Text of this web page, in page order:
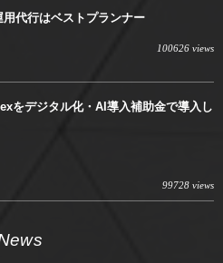
代行はベストプランナー
100626 views
をデジタル化・AI導入補助金で導入し
99728 views